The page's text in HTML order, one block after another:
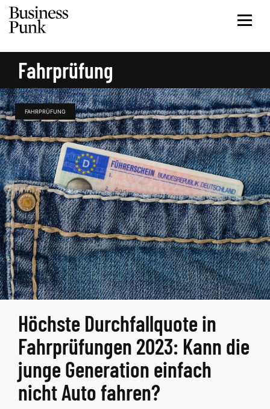
Fahrprüfung
FAHRPRÜFUNG
Höchste Durchfallquote in
Fahrprüfungen 2023: Kann die
junge Generation einfach
nicht Auto fahren?